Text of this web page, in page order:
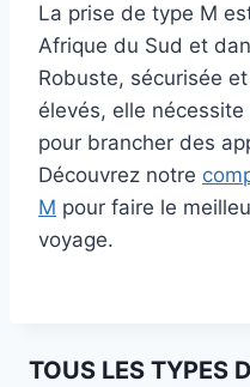
La prise de type M
Afrique du Sud et
Robuste, sécurisée
élevés, elle
pour brancher des
Découvrez notre
M pour faire le
voyage.
TOUS LES TYPES